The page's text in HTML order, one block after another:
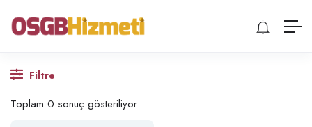
Filtre
Toplam 0 sonuç gösteriliyor